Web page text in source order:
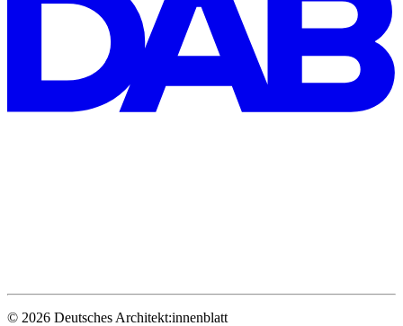
© 2026 Deutsches Architekt:innenblatt